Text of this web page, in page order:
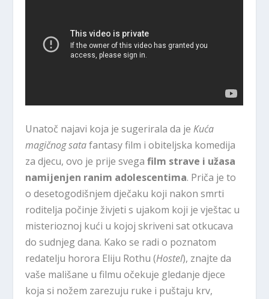
Unatoč najavi koja je sugerirala da jeKuća
magičnog satafantasy film i obiteljska komedija
za djecu, ovo je prije svegafilm strave i užasa
namijenjen ranim adolescentima. Priča je to
o desetogodišnjem dječaku koji nakon smrti
roditelja počinje živjeti s ujakom koji je vještac u
misterioznoj kući u kojoj skriveni sat otkucava
do sudnjeg dana. Kako se radi o poznatom
redatelju horora Eliju Rothu (Hostel), znajte da
vaše mališane u filmu očekuje gledanje djece
koja si nožem zarezuju ruke i puštaju krv,